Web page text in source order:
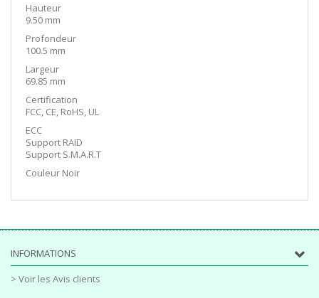
Hauteur
9.50 mm
Profondeur
100.5 mm
Largeur
69.85 mm
Certification
FCC, CE, RoHS, UL
ECC
Support RAID
Support S.M.A.R.T
Couleur Noir
INFORMATIONS
> Voir les Avis clients